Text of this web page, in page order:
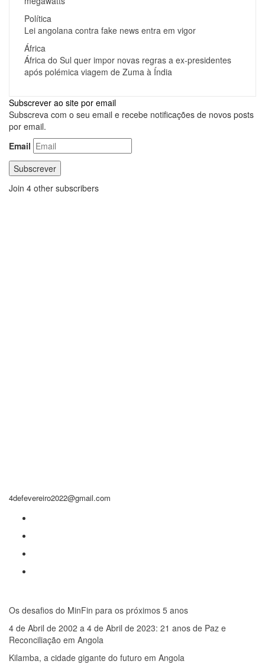
Política
Lei angolana contra fake news entra em vigor
África
África do Sul quer impor novas regras a ex-presidentes
após polémica viagem de Zuma à Índia
Subscrever ao site por email
Subscreva com o seu email e recebe notificações de novos posts
por email.
Email
Subscrever
Join 4 other subscribers
4defevereiro2022@gmail.com
Os desafios do MinFin para os próximos 5 anos
4 de Abril de 2002 a 4 de Abril de 2023: 21 anos de Paz e
Reconciliação em Angola
Kilamba, a cidade gigante do futuro em Angola